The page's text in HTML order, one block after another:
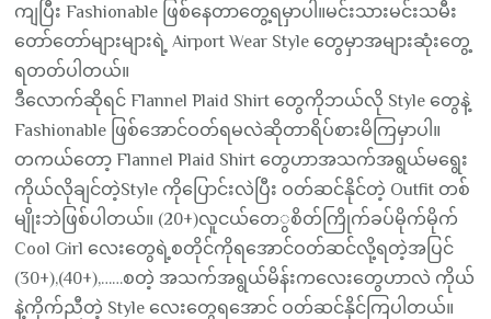
ကျပြီး Fashionable ဖြစ်နေတာတွေ့ရမှာပါ။မင်းသားမင်းသမီး
တော်တော်များများရဲ့ Airport Wear Style တွေမှာအများဆုံးတွေ့
ရတတ်ပါတယ်။
ဒီလောက်ဆိုရင် Flannel Plaid Shirt တွေကိုဘယ်လို Style တွေနဲ့
Fashionable ဖြစ်အောင်ဝတ်ရမလဲဆိုတာရိပ်စားမိကြမှာပါ။
တကယ်တော့ Flannel Plaid Shirt တွေဟာအသက်အရွယ်မရွေး
ကိုယ်လိုချင်တဲ့Style ကိုပြောင်းလဲပြီး ဝတ်ဆင်နိုင်တဲ့ Outfit တစ်
မျိုးဘဲဖြစ်ပါတယ်။ (20+)လူငယ်တေွစိတ်ကြိုက်ခပ်မိုက်မိုက်
Cool Girl လေးတွေရဲ့စတိုင်ကိုရအောင်ဝတ်ဆင်လို့ရတဲ့အပြင်
(30+),(40+),……စတဲ့ အသက်အရွယ်မိန်းကလေးတွေဟာလဲ ကိုယ်
နဲ့ကိုက်ညီတဲ့ Style လေးတွေရ‌အောင် ဝတ်ဆင်နိုင်ကြပါတယ်။